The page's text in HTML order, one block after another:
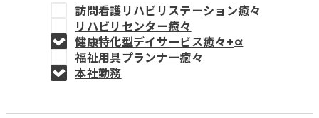
教育事業
姫路中央こども園
姫路中央保育園
訪問看護リハビリステーション癒々
リハビリセンター癒々
健康特化型デイサービス癒々+α
福祉用具プランナー癒々
本社勤務